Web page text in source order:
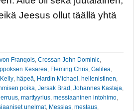
Jeesus ollut täällä yhtä
Franqois Crossan John Dominic
Kesarea Fleming Chris Galilea
häpeä Hardin Michael hellenistinen
poika Jersak Brad Johannes Kastaja
marttyyrius messiaaninen intohimo
unelmat, Messias mestaus